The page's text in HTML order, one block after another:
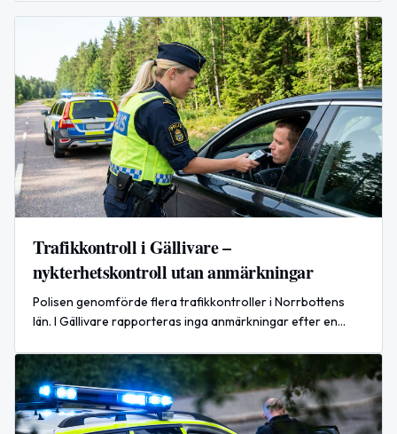
Trafikkontroll i Gällivare –
nykterhetskontroll utan anmärkningar
Polisen genomförde flera trafikkontroller i Norrbottens
län. I Gällivare rapporteras inga anmärkningar efter en